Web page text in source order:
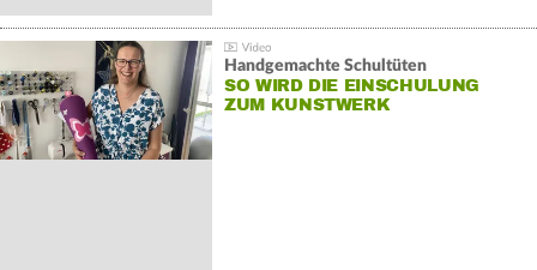
Handgemachte Schultüten
SO WIRD DIE EINSCHULUNG
ZUM KUNSTWERK